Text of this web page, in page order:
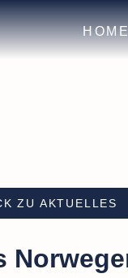
ZU AKTUELLES